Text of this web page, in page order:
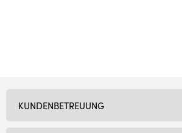
KUNDENBETREUUNG